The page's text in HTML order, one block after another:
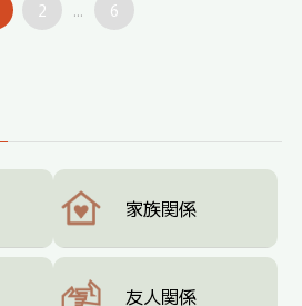
2 ... 6
家族関係
友人関係